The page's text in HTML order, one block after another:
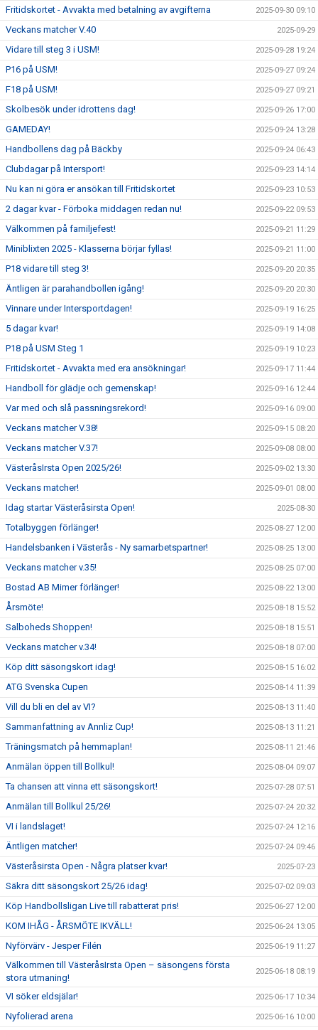
Fritidskortet - Avvakta med betalning av avgifterna 2025-09-30 09:10
Veckans matcher V.40 2025-09-29
Vidare till steg 3 i USM! 2025-09-28 19:24
P16 på USM! 2025-09-27 09:24
F18 på USM! 2025-09-27 09:21
Skolbesök under idrottens dag! 2025-09-26 17:00
GAMEDAY! 2025-09-24 13:28
Handbollens dag på Bäckby 2025-09-24 06:43
Clubdagar på Intersport! 2025-09-23 14:14
Nu kan ni göra er ansökan till Fritidskortet 2025-09-23 10:53
2 dagar kvar - Förboka middagen redan nu! 2025-09-22 09:53
Välkommen på familjefest! 2025-09-21 11:29
Miniblixten 2025 - Klasserna börjar fyllas! 2025-09-21 11:00
P18 vidare till steg 3! 2025-09-20 20:35
Äntligen är parahandbollen igång! 2025-09-20 20:30
Vinnare under Intersportdagen! 2025-09-19 16:25
5 dagar kvar! 2025-09-19 14:08
P18 på USM Steg 1 2025-09-19 10:23
Fritidskortet - Avvakta med era ansökningar! 2025-09-17 11:44
Handboll för glädje och gemenskap! 2025-09-16 12:44
Var med och slå passningsrekord! 2025-09-16 09:00
Veckans matcher V.38! 2025-09-15 08:20
Veckans matcher V.37! 2025-09-08 08:00
VästeråsIrsta Open 2025/26! 2025-09-02 13:30
Veckans matcher! 2025-09-01 08:00
Idag startar Västeråsirsta Open! 2025-08-30
Totalbyggen förlänger! 2025-08-27 12:00
Handelsbanken i Västerås - Ny samarbetspartner! 2025-08-25 13:00
Veckans matcher v.35! 2025-08-25 07:00
Bostad AB Mimer förlänger! 2025-08-22 13:00
Årsmöte! 2025-08-18 15:52
Salboheds Shoppen! 2025-08-18 15:51
Veckans matcher v.34! 2025-08-18 07:00
Köp ditt säsongskort idag! 2025-08-15 16:02
ATG Svenska Cupen 2025-08-14 11:39
Vill du bli en del av VI? 2025-08-13 11:40
Sammanfattning av Annliz Cup! 2025-08-13 11:21
Träningsmatch på hemmaplan! 2025-08-11 21:46
Anmälan öppen till Bollkul! 2025-08-04 09:07
Ta chansen att vinna ett säsongskort! 2025-07-28 07:51
Anmälan till Bollkul 25/26! 2025-07-24 20:32
VI i landslaget! 2025-07-24 12:16
Äntligen matcher! 2025-07-24 09:46
Västeråsirsta Open - Några platser kvar! 2025-07-23
Säkra ditt säsongskort 25/26 idag! 2025-07-02 09:03
Köp Handbollsligan Live till rabatterat pris! 2025-06-27 12:00
KOM IHÅG - ÅRSMÖTE IKVÄLL! 2025-06-24 13:05
Nyförvärv - Jesper Filén 2025-06-19 11:27
Välkommen till VästeråsIrsta Open – säsongens första
stora utmaning!
2025-06-18 08:19
VI söker eldsjälar! 2025-06-17 10:34
Nyfolierad arena 2025-06-16 10:00